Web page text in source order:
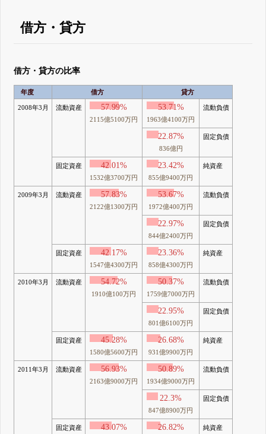
借方・貸方
借方・貸方の比率
年度 借方 貸方
2008年3月 流動資産 57.99%
2115億5100万円
53.71%
1963億4100万円
流動負債
22.87%
836億円
固定負債
固定資産 42.01%
1532億3700万円
23.42%
855億9400万円
純資産
2009年3月 流動資産 57.83%
2122億1300万円
53.67%
1972億400万円
流動負債
22.97%
844億2400万円
固定負債
固定資産 42.17%
1547億4300万円
23.36%
858億4300万円
純資産
2010年3月 流動資産 54.72%
1910億100万円
50.37%
1759億7000万円
流動負債
22.95%
801億6100万円
固定負債
固定資産 45.28%
1580億5600万円
26.68%
931億9900万円
純資産
2011年3月 流動資産 56.93%
2163億9000万円
50.89%
1934億9000万円
流動負債
22.3%
847億8900万円
固定負債
固定資産 43.07% 26.82% 純資産